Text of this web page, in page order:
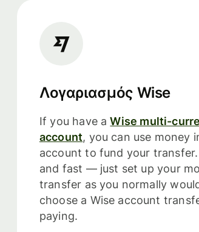
Λογαριασμός Wise
If you have aWise multi-
account, you can use money
account to fund your transfer.
and fast — just set up your
transfer as you normally
choose a Wise account
paying.